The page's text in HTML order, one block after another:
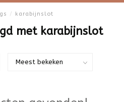
/ karabijnslot
met karabijnslot